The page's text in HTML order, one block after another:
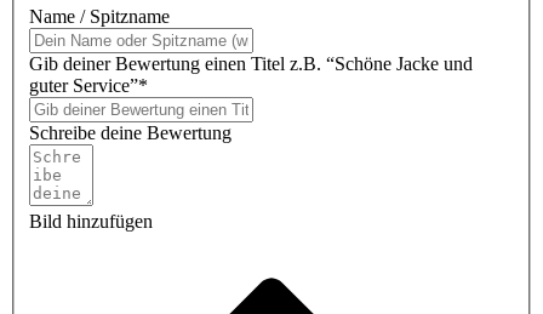
Name / Spitzname
Gib deiner Bewertung einen Titel z.B. “Schöne Jacke und
guter Service”*
Schreibe deine Bewertung
Bild hinzufügen